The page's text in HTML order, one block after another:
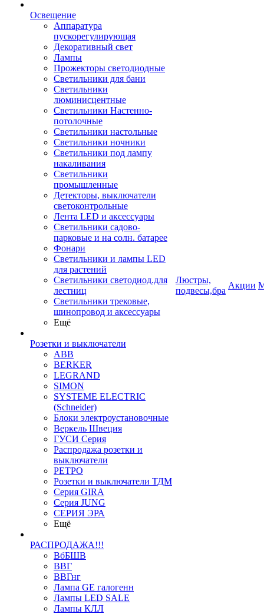
Освещение
Аппаратура
пускорегулирующая
Декоративный свет
Лампы
Прожекторы светодиодные
Светильники для бани
Светильники
люминисцентные
Светильники Настенно-
потолочные
Светильники настольные
Светильники ночники
Светильники под лампу
накаливания
Светильники
промышленные
Детекторы, выключатели
светоконтрольные
Лента LED и аксессуары
Светильники садово-
парковые и на солн. батарее
Фонари
Светильники и лампы LED
для растений
Светильники светодиод.для
лестниц
Светильники трековые,
шинопровод и аксессуары
Ещё
Розетки и выключатели
ABB
BERKER
LEGRAND
SIMON
SYSTEME ELECTRIC
(Schneider)
Блоки электроустановочные
Веркель Швеция
ГУСИ Серия
Распродажа розетки и
выключатели
РЕТРО
Розетки и выключатели ТДМ
Серия GIRA
Серия JUNG
СЕРИЯ ЭРА
Ещё
РАСПРОДАЖА!!!
ВбБШВ
ВВГ
ВВГнг
Лампа GE галогенн
Лампы LED SALE
Лампы КЛЛ
Люстры,
подвесы,бра
Акции